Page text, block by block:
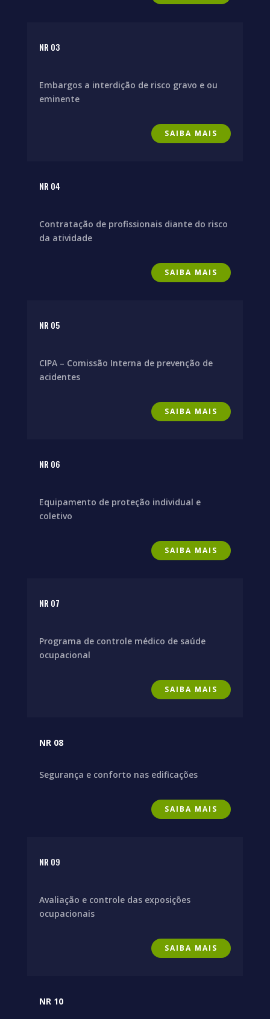
NR 03
Embargos a interdição de risco gravo e ou
eminente
SAIBA MAIS
NR 04
Contratação de profissionais diante do risco
da atividade
SAIBA MAIS
NR 05
CIPA – Comissão Interna de prevenção de
acidentes
SAIBA MAIS
NR 06
Equipamento de proteção individual e
coletivo
SAIBA MAIS
NR 07
Programa de controle médico de saúde
ocupacional
SAIBA MAIS
NR 08
Segurança e conforto nas edificações
SAIBA MAIS
NR 09
Avaliação e controle das exposições
ocupacionais
SAIBA MAIS
NR 10